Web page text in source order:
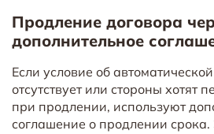
Продление договора
дополнительное
Если условие об
отсутствует или стороны хотят
при продлении, используют
соглашение о продлении